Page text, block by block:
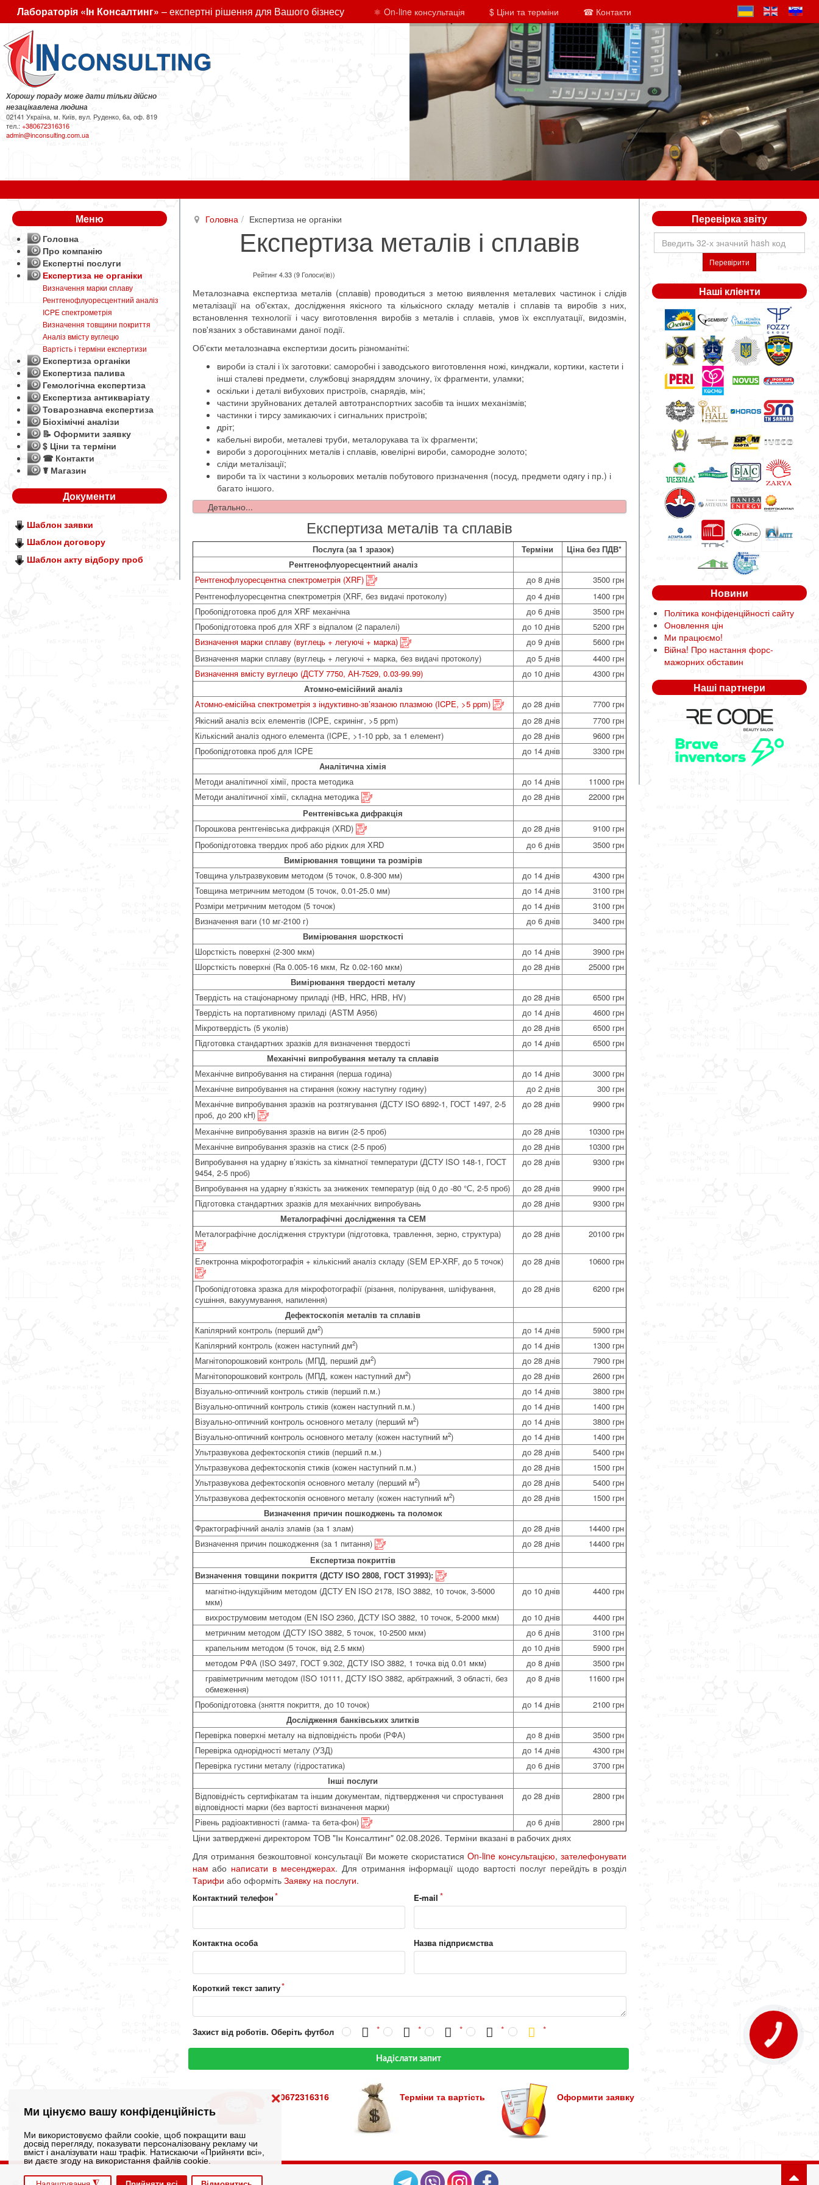
Ми цінуємо вашу конфіденційність
Ми використовуємо файли cookie, щоб покращити ваш
досвід перегляду, показувати персоналізовану рекламу чи
вміст і аналізувати наш трафік. Натискаючи «Прийняти всі»,
ви даєте згоду на використання файлів cookie.
❌
Лабораторія «Ін Консалтинг» – експертні рішення для Вашого бізнесу ⚛ On-line консультація $ Ціни та терміни ☎ Контакти
Хорошу пораду може дати тільки дійсно
незацікавлена людина
02141 Україна, м. Київ, вул. Руденко, 6а, оф. 819
тел.:+380672316316
admin@inconsulting.com.ua
Головна Експертиза не органіки
Експертиза металів і сплавів
Рейтинг 4.33 (9 Голоси(ів))
Металознавча експертиза металів (сплавів) проводиться з метою виявлення металевих частинок і слідів
металізації на об'єктах, дослідження якісного та кількісного складу металів і сплавів та виробів з них,
встановлення технології і часу виготовлення виробів з металів і сплавів, умов їх експлуатації, видозмін,
пов'язаних з обставинами даної події.
Об'єкти металознавча експертизи досить різноманітні:
вироби із сталі і їх заготовки: саморобні і заводського виготовлення ножі, кинджали, кортики, кастети і
інші сталеві предмети, службовці знаряддям злочину, їх фрагменти, уламки;
оскільки і деталі вибухових пристроїв, снарядів, мін;
частини зруйнованих деталей автотранспортних засобів та інших механізмів;
частинки і тирсу замикаючих і сигнальних пристроїв;
дріт;
кабельні вироби, металеві труби, металорукава та їх фрагменти;
вироби з дорогоцінних металів і сплавів, ювелірні вироби, самородне золото;
сліди металізації;
вироби та їх частини з кольорових металів побутового призначення (посуд, предмети одягу і пр.) і
багато іншого.
Детально...
Експертиза металів та сплавів
Послуга (за 1 зразок) Терміни
Ціна без ПДВ*
Рентгенофлуоресцентний аналіз
Рентгенофлуоресцентна спектрометрія (XRF)
до 8 днів
3500 грн
Рентгенофлуоресцентна спектрометрія (XRF, без видачі протоколу)
до 4 днів
1400 грн
Пробопідготовка проб для XRF механічна
до 6 днів
3500 грн
Пробопідготовка проб для XRF з відпалом (2 паралелі)
до 10 днів
5200 грн
Визначення марки сплаву (вуглець + легуючі + марка)
до 9 днів
5600 грн
Визначення марки сплаву (вуглець + легуючі + марка, без видачі протоколу)
до 5 днів
4400 грн
Визначення вмісту вуглецю (ДСТУ 7750, АН-7529, 0.03-99.99)
до 10 днів
4300 грн
Атомно-емісійний аналіз
Атомно-емісійна спектрометрія з індуктивно-зв’язаною плазмою (ICPE, >5 ppm)
до 28 днів
7700 грн
Якісний аналіз всіх елементів (ICPE, скринінг, >5 ppm)
до 28 днів
7700 грн
Кількісний аналіз одного елемента (ICPE, >1-10 ppb, за 1 елемент)
до 28 днів
9600 грн
Пробопідготовка проб для ICPE
до 14 днів
3300 грн
Аналітична хімія
Методи аналітичної хімії, проста методика
до 14 днів
11000 грн
Методи аналітичної хімії, складна методика
до 28 днів
22000 грн
Рентгенівська дифракція
Порошкова рентгенівська дифракція (XRD)
до 28 днів
9100 грн
Пробопідготовка твердих проб або рідких для XRD
до 6 днів
3500 грн
Вимірювання товщини та розмірів
Товщина ультразвуковим методом (5 точок, 0.8-300 мм)
до 14 днів
4300 грн
Товщина метричним методом (5 точок, 0.01-25.0 мм)
до 14 днів
3100 грн
Розміри метричним методом (5 точок)
до 14 днів
3100 грн
Визначення ваги (10 мг-2100 г)
до 6 днів
3400 грн
Вимірювання шорсткості
Шорсткість поверхні (2-300 мкм)
до 14 днів
3900 грн
Шорсткість поверхні (Ra 0.005-16 мкм, Rz 0.02-160 мкм)
до 28 днів
25000 грн
Вимірювання твердості металу
Твердість на стаціонарному приладі (HB, HRC, HRB, HV)
до 28 днів
6500 грн
Твердість на портативному приладі (ASTM A956)
до 14 днів
4600 грн
Мікротвердість (5 уколів)
до 28 днів
6500 грн
Підготовка стандартних зразків для визначення твердості
до 14 днів
6500 грн
Механічні випробування металу та сплавів
Механічне випробування на стирання (перша година)
до 14 днів
3000 грн
Механічне випробування на стирання (кожну наступну годину)
до 2 днів
300 грн
Механічне випробування зразків на розтягування (ДСТУ ISO 6892-1, ГОСТ 1497, 2-5
проб, до 200 кН)
до 28 днів 9900 грн
Механічне випробування зразків на вигин (2-5 проб) до 28 днів
10300 грн
Механічне випробування зразків на стиск (2-5 проб)
до 28 днів
10300 грн
Випробування на ударну в’язкість за кімнатної температури (ДСТУ ISO 148-1, ГОСТ
9454, 2-5 проб)
до 28 днів 9300 грн
Випробування на ударну в’язкість за знижених температур (від 0 до -80 °С, 2-5 проб) до 28 днів
9900 грн
Підготовка стандартних зразків для механічних випробувань
до 28 днів
9300 грн
Металографічні дослідження та СЕМ
Металографічне дослідження структури (підготовка, травлення, зерно, структура)
до 28 днів 20100 грн
Електронна мікрофотографія + кількісний аналіз складу (SEM EP-XRF, до 5 точок) до 28 днів 10600 грн
Пробопідготовка зразка для мікрофотографії (різання, полірування, шліфування,
сушіння, вакуумування, напилення)
до 28 днів 6200 грн
Дефектоскопія металів та сплавів
Капілярний контроль (перший дм2) до 14 днів
5900 грн
Капілярний контроль (кожен наступний дм2) до 14 днів
1300 грн
Магнітопорошковий контроль (МПД, перший дм2) до 28 днів
7900 грн
Магнітопорошковий контроль (МПД, кожен наступний дм2) до 28 днів
2600 грн
Візуально-оптичний контроль стиків (перший п.м.)
до 14 днів
3800 грн
Візуально-оптичний контроль стиків (кожен наступний п.м.)
до 14 днів
1400 грн
Візуально-оптичний контроль основного металу (перший м2) до 14 днів
3800 грн
Візуально-оптичний контроль основного металу (кожен наступний м2) до 14 днів
1400 грн
Ультразвукова дефектоскопія стиків (перший п.м.)
до 28 днів
5400 грн
Ультразвукова дефектоскопія стиків (кожен наступний п.м.)
до 28 днів
1500 грн
Ультразвукова дефектоскопія основного металу (перший м2) до 28 днів
5400 грн
Ультразвукова дефектоскопія основного металу (кожен наступний м2) до 28 днів
1500 грн
Визначення причин пошкоджень та поломок
Фрактографічний аналіз зламів (за 1 злам)
до 28 днів
14400 грн
Визначення причин пошкодження (за 1 питання)
до 28 днів
14400 грн
Експертиза покриттів
Визначення товщини покриття (ДСТУ ISO 2808, ГОСТ 31993):
магнітно-індукційним методом (ДСТУ EN ISO 2178, ISO 3882, 10 точок, 3-5000
мкм)
до 10 днів 4400 грн
вихрострумовим методом (EN ISO 2360, ДСТУ ISO 3882, 10 точок, 5-2000 мкм) до 10 днів
4400 грн
метричним методом (ДСТУ ISO 3882, 5 точок, 10-2500 мкм)
до 6 днів
3100 грн
крапельним методом (5 точок, від 2.5 мкм)
до 10 днів
5900 грн
методом РФА (ISO 3497, ГОСТ 9.302, ДСТУ ISO 3882, 1 точка від 0.01 мкм)
до 8 днів
3500 грн
гравіметричним методом (ISO 10111, ДСТУ ISO 3882, арбітражний, 3 області, без
обмеження)
до 8 днів 11600 грн
Пробопідготовка (зняття покриття, до 10 точок) до 14 днів
2100 грн
Дослідження банківських злитків
Перевірка поверхні металу на відповідність проби (РФА)
до 8 днів
3500 грн
Перевірка однорідності металу (УЗД)
до 14 днів
4300 грн
Перевірка густини металу (гідростатика)
до 6 днів
3700 грн
Інші послуги
Відповідність сертифікатам та іншим документам, підтвердження чи спростування
відповідності марки (без вартості визначення марки)
до 28 днів 2800 грн
Рівень радіоактивності (гамма- та бета-фон) до 6 днів 2800 грн
Ціни затверджені директором ТОВ "Ін Консалтинг" 02.08.2026. Терміни вказані в рабочих днях
Для отримання безкоштовної консультації Ви можете скористатисяOn-line консультацією,зателефонувати
нам або написати в месенджерах. Для отримання інформації щодо вартості послуг перейдіть в розділ
Тарифи або оформіть Заявку на послуги.
Контактний телефон E-mail
Контактна особа Назва підприємства
Короткий текст запиту
Захист від роботів. Оберіть футбол
Надіслати запит
+380672316316 Терміни та вартість Оформити заявку
Меню
Головна
Про компанію
Експертні послуги
Експертиза не органіки
Визначення марки сплаву
Рентгенофлуоресцентний аналіз
ICPE спектрометрія
Визначення товщини покриття
Аналіз вмісту вуглецю
Вартість і терміни експертизи
Експертиза органіки
Експертиза палива
Гемологічна експертиза
Експертиза антикваріату
Товарознавча експертиза
Біохімічні аналізи
📝 Оформити заявку
$ Ціни та терміни
☎ Контакти
☤ Магазин
Документи
Шаблон заявки
Шаблон договору
Шаблон акту відбору проб
Перевірка звіту
Перевірити
Наші кліенти
Новини
Політика конфіденційності сайту
Оновлення цін
Ми працюємо!
Війна! Про настання форс-
мажорних обставин
Наші партнери
© 2012-2026 ТОВ "ІН КОНСАЛТИНГ"